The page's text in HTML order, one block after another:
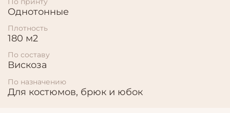
Однотонные
Плотность
180 м2
По составу
Вискоза
По назначению
Для костюмов, брюк и юбок